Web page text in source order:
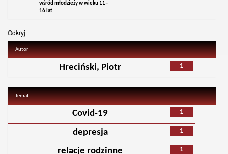
wśród młodzieży w wieku 11–
16 lat
Odkryj
Autor
1
Hreciński, Piotr
Temat
1
Covid-19
1
depresja
1
relacje rodzinne